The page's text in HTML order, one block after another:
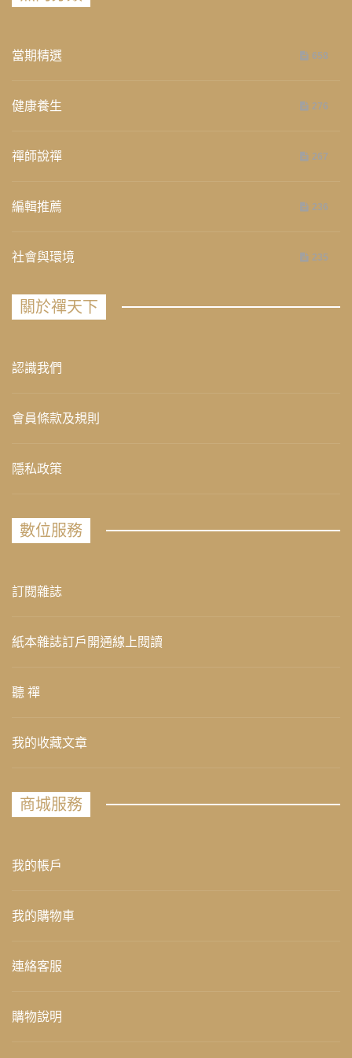
當期精選 658
健康養生 276
禪師說禪 267
編輯推薦 236
社會與環境 235
關於禪天下
認識我們
會員條款及規則
隱私政策
數位服務
訂閱雜誌
紙本雜誌訂戶開通線上閱讀
聽 禪
我的收藏文章
商城服務
我的帳戶
我的購物車
連絡客服
購物說明